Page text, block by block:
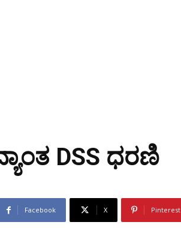
DSS ಧರಣಿ
Facebook X Pinterest